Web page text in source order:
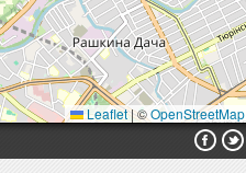
Leaflet|©OpenStreetMap